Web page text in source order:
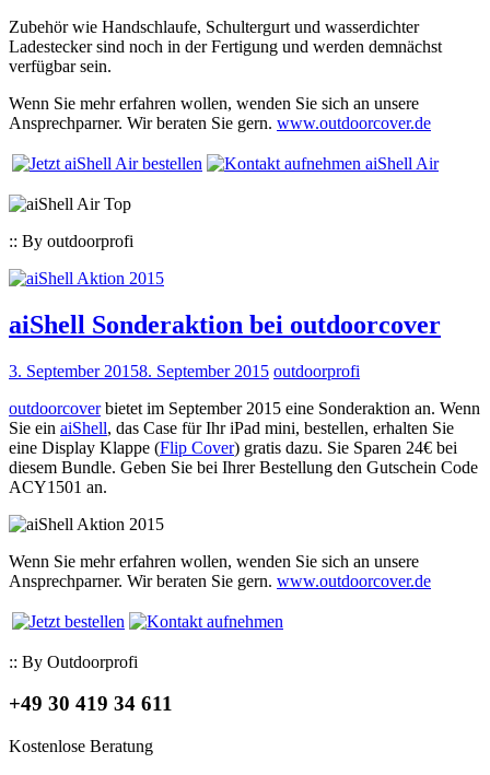
Zubehör wie Handschlaufe, Schultergurt und wasserdichter
Ladestecker sind noch in der Fertigung und werden demnächst
verfügbar sein.
Wenn Sie mehr erfahren wollen, wenden Sie sich an unsere
Ansprechparner. Wir beraten Sie gern. www.outdoorcover.de
:: By outdoorprofi
aiShell Sonderaktion bei outdoorcover
3. September 20158. September 2015 outdoorprofi
outdoorcoverbietet im September 2015 eine Sonderaktion an. Wenn
Sie ein aiShell, das Case für Ihr iPad mini, bestellen, erhalten Sie
eine Display Klappe (Flip Cover) gratis dazu. Sie Sparen 24€ bei
diesem Bundle. Geben Sie bei Ihrer Bestellung den Gutschein Code
ACY1501 an.
Wenn Sie mehr erfahren wollen, wenden Sie sich an unsere
Ansprechparner. Wir beraten Sie gern. www.outdoorcover.de
:: By Outdoorprofi
+49 30 419 34 611
Kostenlose Beratung